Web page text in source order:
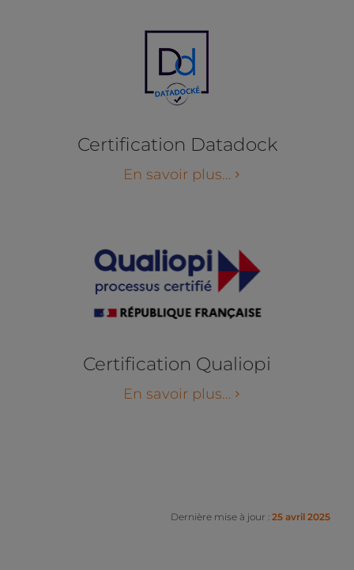
Certification Datadock
En savoir plus...
Certification Qualiopi
En savoir plus...
Dernière mise à jour :25 avril 2025